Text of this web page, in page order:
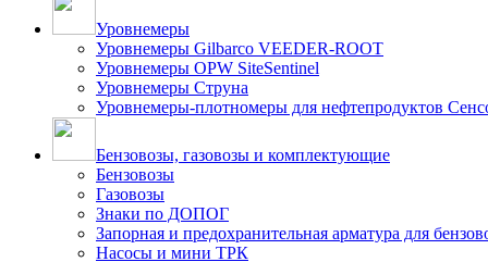
Уровнемеры
Уровнемеры Gilbarco VEEDER-ROOT
Уровнемеры OPW SiteSentinel
Уровнемеры Струна
Уровнемеры-плотномеры для нефтепродуктов
Бензовозы, газовозы и комплектующие
Бензовозы
Газовозы
Знаки по ДОПОГ
Запорная и предохранительная арматура для
Насосы и мини ТРК